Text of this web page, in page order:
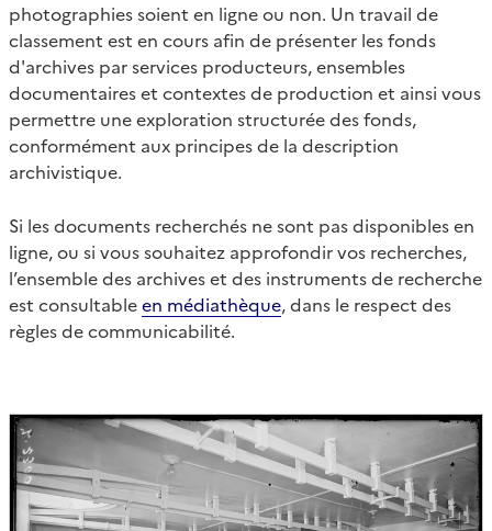
photographies soient en ligne ou non. Un travail de
classement est en cours afin de présenter les fonds
d'archives par services producteurs, ensembles
documentaires et contextes de production et ainsi vous
permettre une exploration structurée des fonds,
conformément aux principes de la description
archivistique.
Si les documents recherchés ne sont pas disponibles en
ligne, ou si vous souhaitez approfondir vos recherches,
l’ensemble des archives et des instruments de recherche
est consultableen médiathèque, dans le respect des
règles de communicabilité.